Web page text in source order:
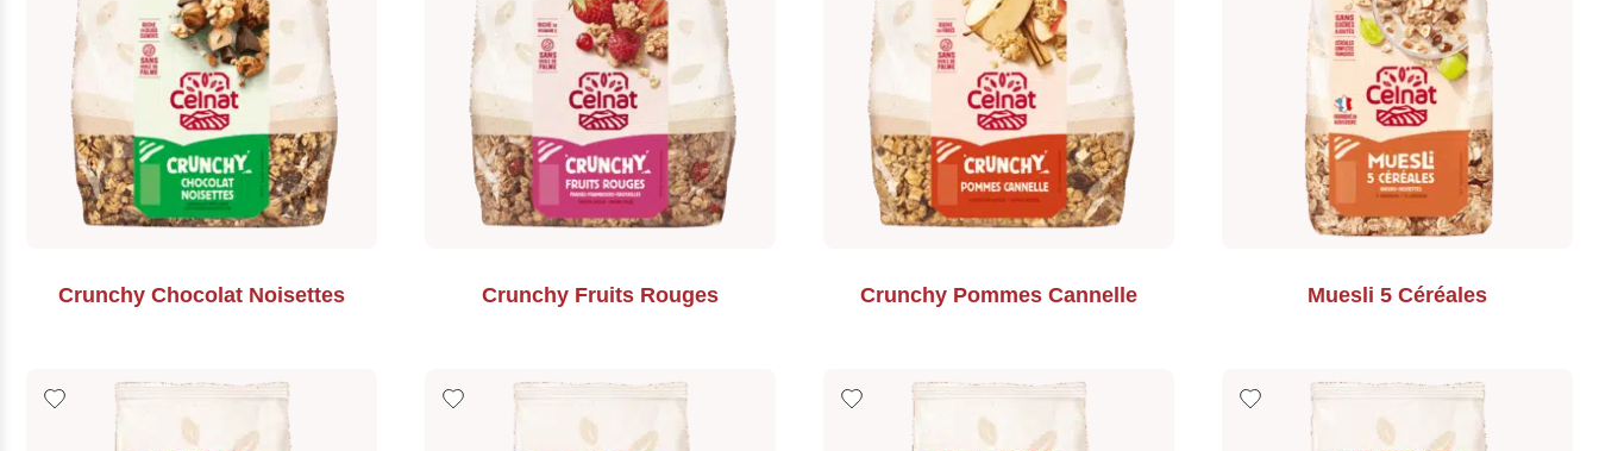
Crunchy Chocolat Noisettes Crunchy Fruits Rouges Crunchy Pommes Cannelle Muesli 5 Céréales